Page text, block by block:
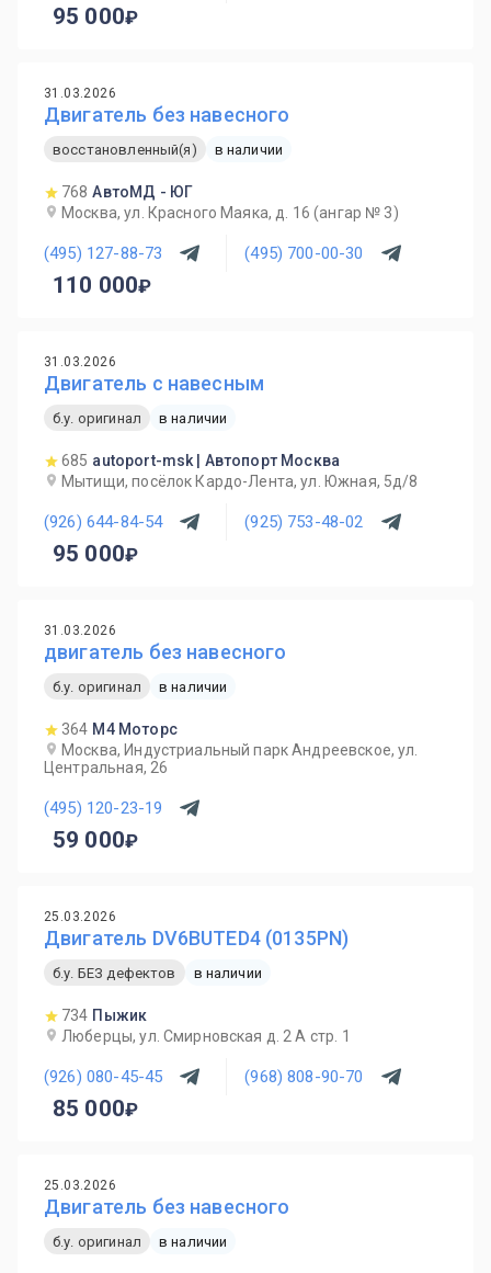
95 000
31.03.2026
Двигатель без навесного
восстановленный(я) в наличии
768 АвтоМД - ЮГ
Москва, ул. Красного Маяка, д. 16 (ангар № 3)
(495) 127-88-73 (495) 700-00-30
110 000
31.03.2026
Двигатель с навесным
б.у. оригинал в наличии
685 autoport-msk | Автопорт Москва
Мытищи, посёлок Кардо-Лента, ул. Южная, 5д/8
(926) 644-84-54 (925) 753-48-02
95 000
31.03.2026
двигатель без навесного
б.у. оригинал в наличии
364 М4 Моторс
Москва, Индустриальный парк Андреевское, ул.
Центральная, 26
(495) 120-23-19
59 000
25.03.2026
Двигатель DV6BUTED4 (0135PN)
б.у. БЕЗ дефектов в наличии
734 Пыжик
Люберцы, ул. Смирновская д. 2 А стр. 1
(926) 080-45-45 (968) 808-90-70
85 000
25.03.2026
Двигатель без навесного
б.у. оригинал в наличии